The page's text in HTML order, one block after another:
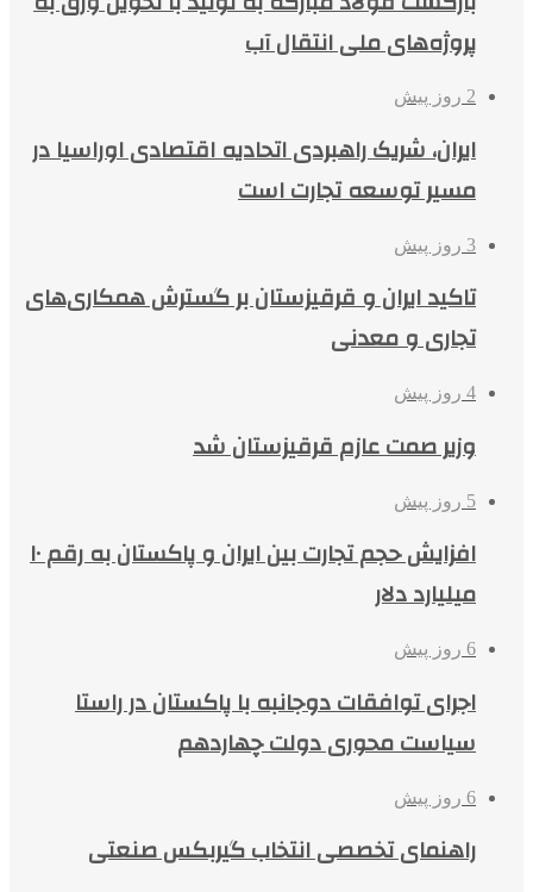
پروژه‌های ملی انتقال آب
2 روز پیش
ایران، شریک راهبردی اتحادیه اقتصادی اوراسیا در
مسیر توسعه تجارت است
3 روز پیش
تاکید ایران و قرقیزستان بر گسترش همکاری‌های
تجاری و معدنی
4 روز پیش
وزیر صمت عازم قرقیزستان شد
5 روز پیش
افزایش حجم تجارت بین ایران و پاکستان به رقم ۱۰
میلیارد دلار
6 روز پیش
اجرای توافقات دوجانبه با پاکستان در راستا
سیاست محوری دولت چهاردهم
6 روز پیش
راهنمای تخصصی انتخاب گیربکس صنعتی